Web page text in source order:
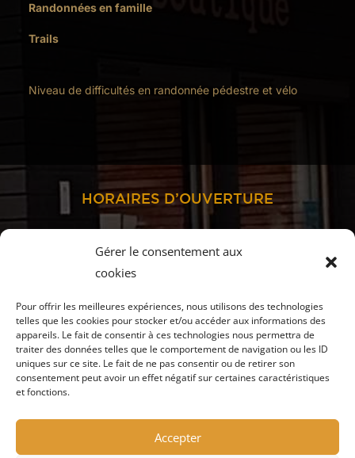
Gérer le consentement aux
cookies
Pour offrir les meilleures expériences, nous utilisons des technologies
telles que les cookies pour stocker et/ou accéder aux informations des
appareils. Le fait de consentir à ces technologies nous permettra de
traiter des données telles que le comportement de navigation ou les ID
uniques sur ce site. Le fait de ne pas consentir ou de retirer son
consentement peut avoir un effet négatif sur certaines caractéristiques
et fonctions.
Accepter
Randonnées en famille
Trails
Niveau de difficultés en randonnée pédestre et vélo
HORAIRES D’OUVERTURE
TOUTE L’ANNÉE
9h00-12h00 et 14h00-18h00
MI-MAI à MI-SEPTEMBRE
ouvert aussi le samedi
9h00-12h30 et 14h00-18h30